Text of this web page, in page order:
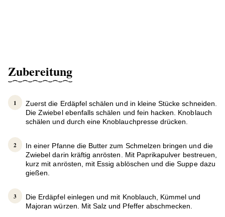
Zubereitung
Zuerst die Erdäpfel schälen und in kleine Stücke schneiden.
Die Zwiebel ebenfalls schälen und fein hacken. Knoblauch
schälen und durch eine Knoblauchpresse drücken.
In einer Pfanne die Butter zum Schmelzen bringen und die
Zwiebel darin kräftig anrösten. Mit Paprikapulver bestreuen,
kurz mit anrösten, mit Essig ablöschen und die Suppe dazu
gießen.
Die Erdäpfel einlegen und mit Knoblauch, Kümmel und
Majoran würzen. Mit Salz und Pfeffer abschmecken.